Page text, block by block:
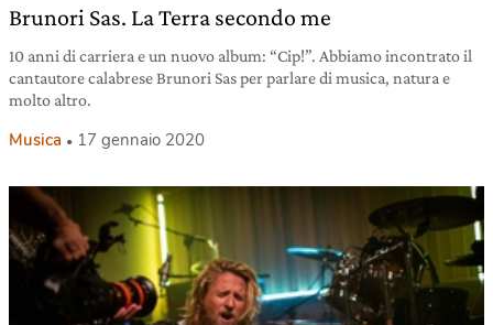
Brunori Sas. La Terra secondo me
10 anni di carriera e un nuovo album: “Cip!”. Abbiamo incontrato il
cantautore calabrese Brunori Sas per parlare di musica, natura e
molto altro.
Musica 17 gennaio 2020